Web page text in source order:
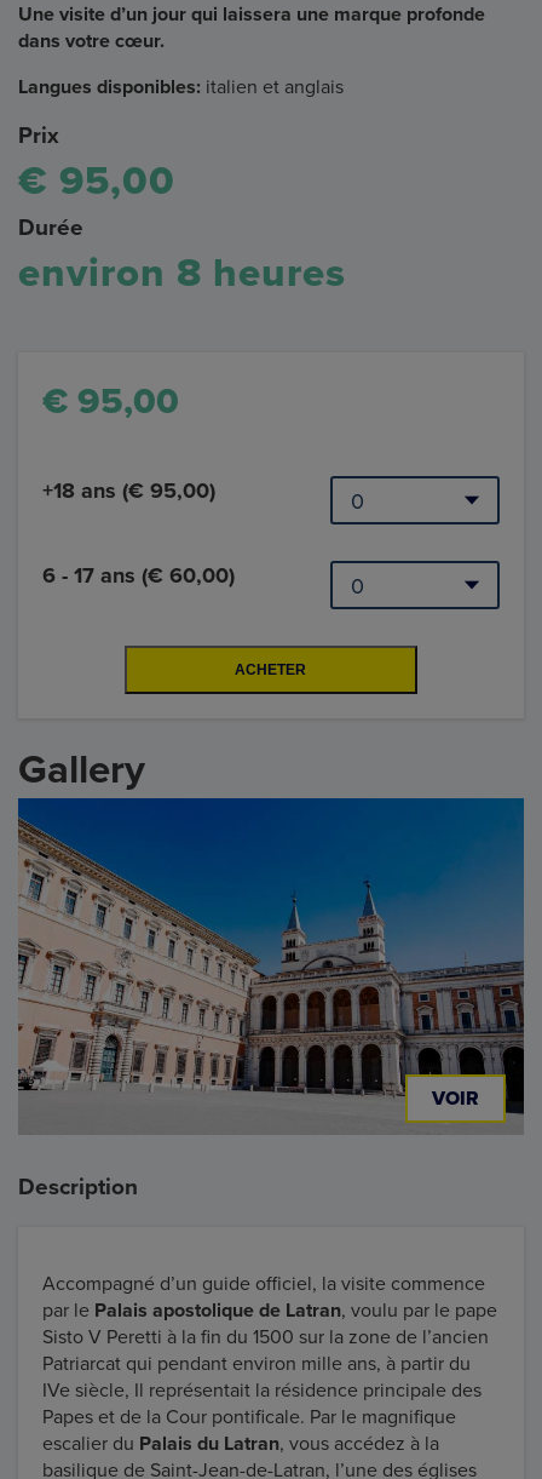
Une visite d’un jour qui laissera une marque profonde
dans votre cœur.
Langues disponibles: italien et anglais
Prix
€ 95,00
Durée
environ 8 heures
€ 95,00
+18 ans (€ 95,00)
6 - 17 ans (€ 60,00)
Gallery
VOIR
Description
Accompagné d’un guide officiel, la visite commence
par le Palais apostolique de Latran, voulu par le pape
Sisto V Peretti à la fin du 1500 sur la zone de l’ancien
Patriarcat qui pendant environ mille ans, à partir du
IVe siècle, Il représentait la résidence principale des
Papes et de la Cour pontificale. Par le magnifique
escalier du Palais du Latran, vous accédez à la
basilique de Saint-Jean-de-Latran, l’une des églises